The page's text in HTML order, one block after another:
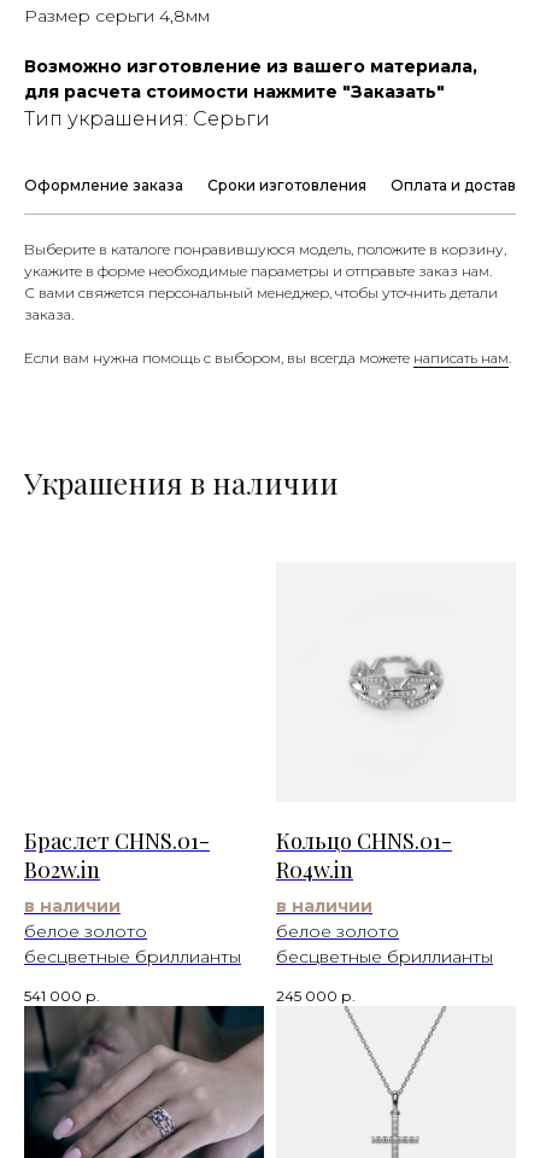
Размер серьги 4,8мм
Возможно изготовление из вашего материала,
для расчета стоимости нажмите "Заказать"
Тип украшения: Серьги
Оформление заказа Сроки изготовления Оплата и доставка
Выберите в каталоге понравившуюся модель, положите в корзину,
укажите в форме необходимые параметры и отправьте заказ нам.
С вами свяжется персональный менеджер, чтобы уточнить детали
заказа.
Если вам нужна помощь с выбором, вы всегда можете написать нам
Украшения в наличии
Браслет CHNS.01-
B02w.in
в наличии
белое золото
бесцветные бриллианты
541 000 р.
Кольцо CHNS.01-
R04w.in
в наличии
белое золото
бесцветные бриллианты
245 000 р.